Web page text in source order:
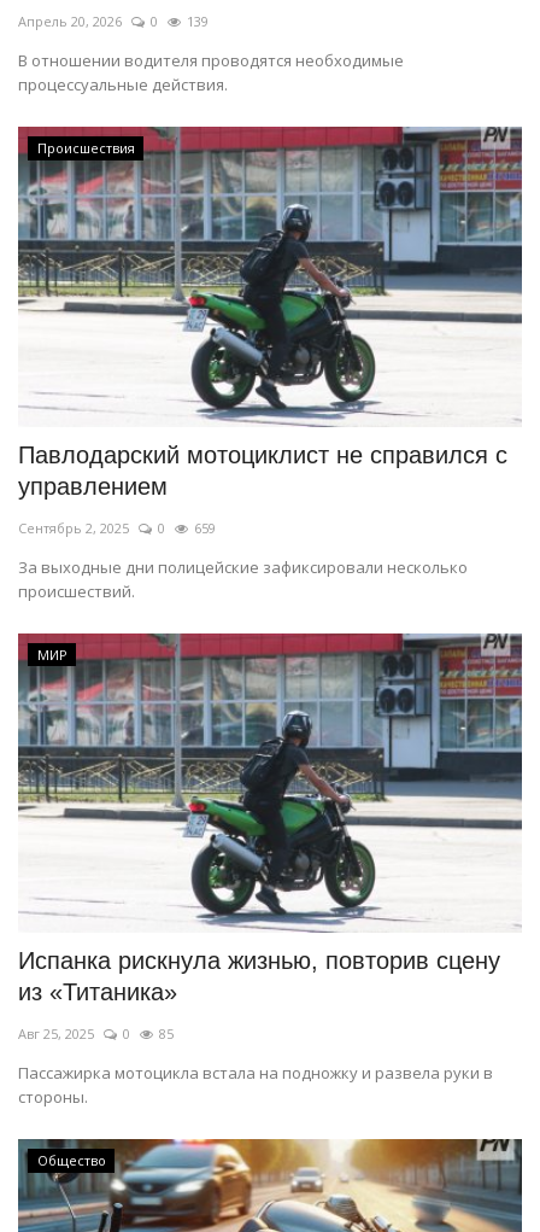
Апрель 20, 2026 0 139
В отношении водителя проводятся необходимые
процессуальные действия.
Происшествия
Павлодарский мотоциклист не справился с
управлением
Сентябрь 2, 2025 0 659
За выходные дни полицейские зафиксировали несколько
происшествий.
МИР
Испанка рискнула жизнью, повторив сцену
из «Титаника»
Авг 25, 2025 0 85
Пассажирка мотоцикла встала на подножку и развела руки в
стороны.
Общество